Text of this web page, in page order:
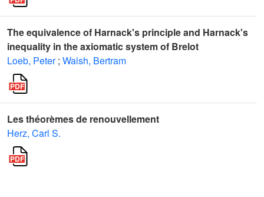
The equivalence of Harnack's principle and Harnack's
inequality in the axiomatic system of Brelot
Loeb, Peter ; Walsh, Bertram
Les théorèmes de renouvellement
Herz, Carl S.